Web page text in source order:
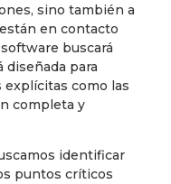
sino también a
en contacto
buscará
diseñada para
como las
completa y
identificar
puntos críticos